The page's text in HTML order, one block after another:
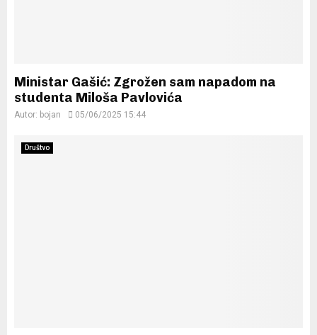
Ministar Gašić: Zgrožen sam napadom na
studenta Miloša Pavlovića
Autor: bojan 05/06/2025 15:44
Društvo